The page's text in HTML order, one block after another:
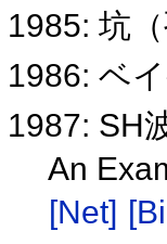
1985: 坑
1986: ベ
1987: SH
An
[Net]